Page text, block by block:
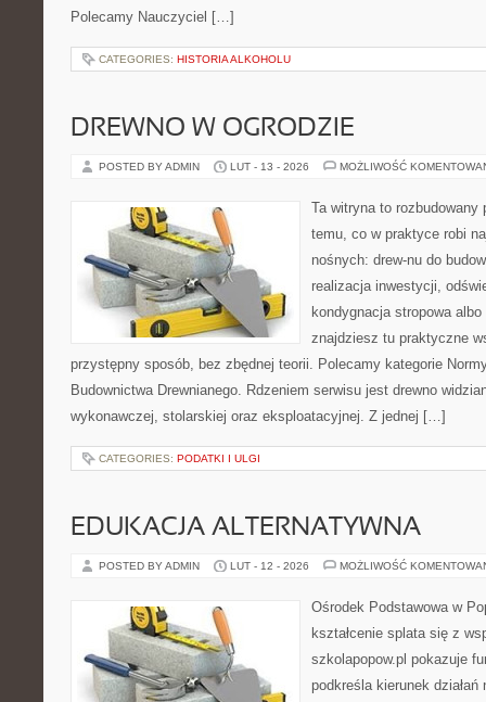
Polecamy Nauczyciel […]
CATEGORIES: HISTORIA ALKOHOLU
DREWNO W OGRODZIE
POSTED BY ADMIN LUT - 13 - 2026 MOŻLIWOŚĆ
Ta witryna to rozbudowany
temu, co w praktyce robi
nośnych: drew-nu do
realizacja inwestycji,
kondygnacja stropowa
znajdziesz tu praktyczne
przystępny sposób, bez zbędnej teorii. Polecamy kategorie
Budownictwa Drewnianego. Rdzeniem serwisu jest drewno
wykonawczej, stolarskiej oraz eksploatacyjnej. Z jednej […]
CATEGORIES: PODATKI I ULGI
EDUKACJA ALTERNATYWNA
POSTED BY ADMIN LUT - 12 - 2026 MOŻLIWOŚĆ
Ośrodek Podstawowa w
kształcenie splata się z
szkolapopow.pl pokazuje
podkreśla kierunek